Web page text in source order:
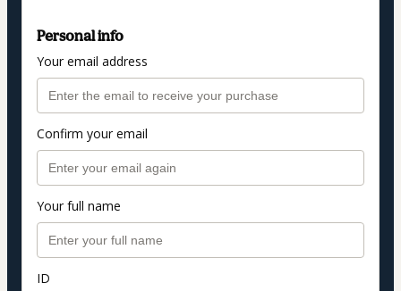
Personal info
Your email address
Confirm your email
Your full name
ID